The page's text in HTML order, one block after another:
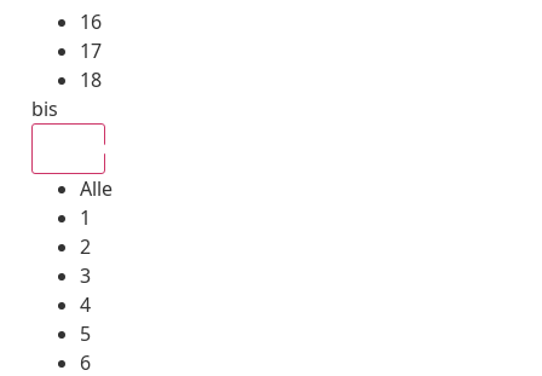
16
17
18
bis
Alle
1
2
3
4
5
6